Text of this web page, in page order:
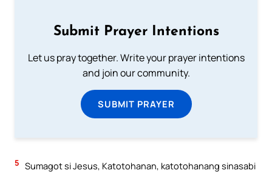
Submit Prayer Intentions
Let us pray together. Write your prayer intentions
and join our community.
SUBMIT PRAYER
5 Sumagot si Jesus, Katotohanan, katotohanang sinasabi